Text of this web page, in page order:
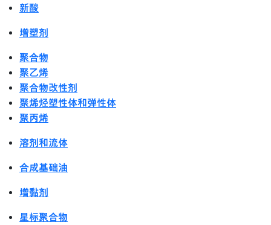
新酸
增塑剂
聚合物
聚乙烯
聚合物改性剂
聚烯烃塑性体和弹性体
聚丙烯
溶剂和流体
合成基础油
增黏剂
星标聚合物